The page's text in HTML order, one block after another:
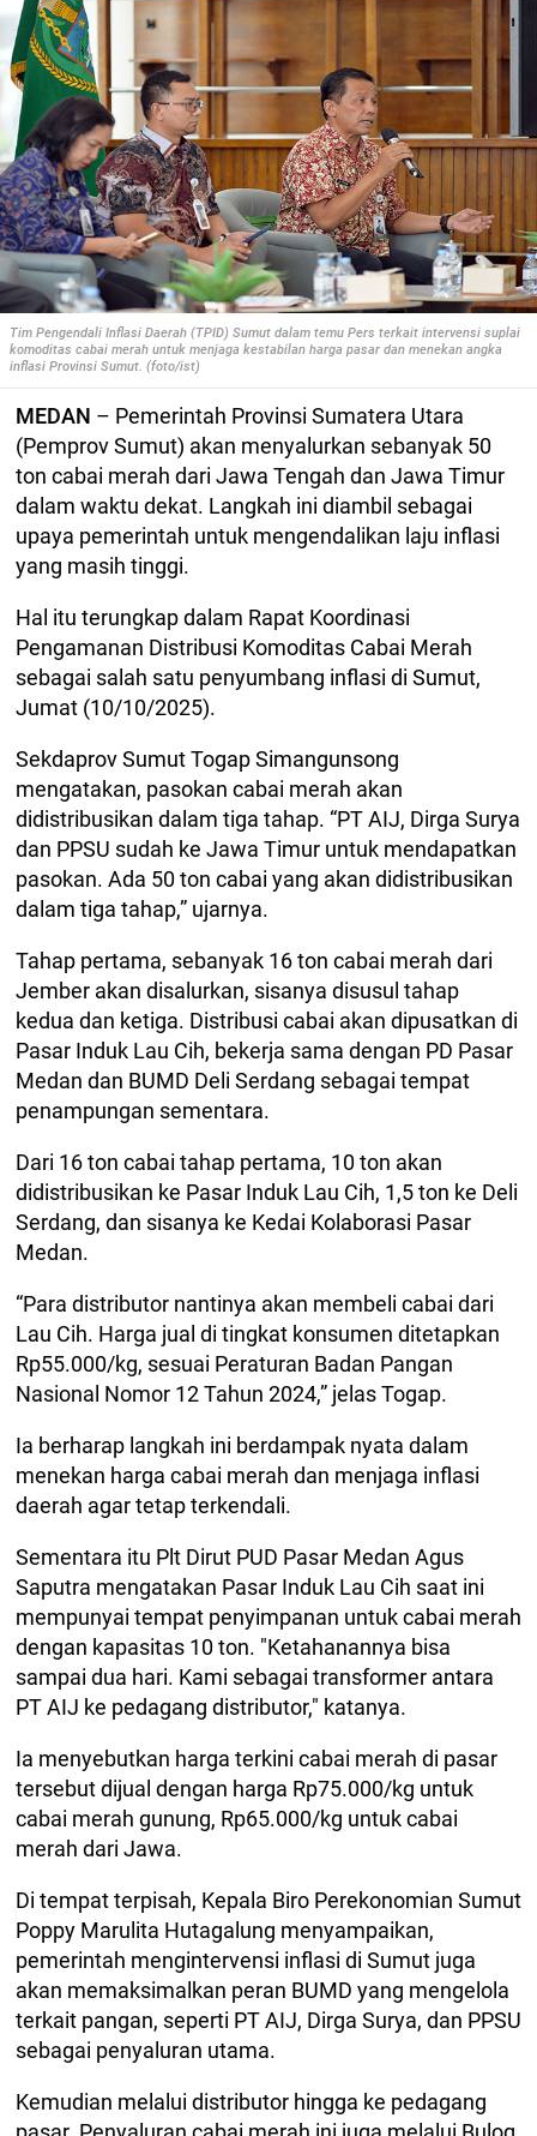
Tim Pengendali Inflasi Daerah (TPID) Sumut dalam temu Pers terkait intervensi suplai
komoditas cabai merah untuk menjaga kestabilan harga pasar dan menekan angka
inflasi Provinsi Sumut. (foto/ist)
MEDAN – Pemerintah Provinsi Sumatera Utara
(Pemprov Sumut) akan menyalurkan sebanyak 50
ton cabai merah dari Jawa Tengah dan Jawa Timur
dalam waktu dekat. Langkah ini diambil sebagai
upaya pemerintah untuk mengendalikan laju inflasi
yang masih tinggi.
Hal itu terungkap dalam Rapat Koordinasi
Pengamanan Distribusi Komoditas Cabai Merah
sebagai salah satu penyumbang inflasi di Sumut,
Jumat (10/10/2025).
Sekdaprov Sumut Togap Simangunsong
mengatakan, pasokan cabai merah akan
didistribusikan dalam tiga tahap. “PT AIJ, Dirga Surya
dan PPSU sudah ke Jawa Timur untuk mendapatkan
pasokan. Ada 50 ton cabai yang akan didistribusikan
dalam tiga tahap,” ujarnya.
Tahap pertama, sebanyak 16 ton cabai merah dari
Jember akan disalurkan, sisanya disusul tahap
kedua dan ketiga. Distribusi cabai akan dipusatkan di
Pasar Induk Lau Cih, bekerja sama dengan PD Pasar
Medan dan BUMD Deli Serdang sebagai tempat
penampungan sementara.
Dari 16 ton cabai tahap pertama, 10 ton akan
didistribusikan ke Pasar Induk Lau Cih, 1,5 ton ke Deli
Serdang, dan sisanya ke Kedai Kolaborasi Pasar
Medan.
“Para distributor nantinya akan membeli cabai dari
Lau Cih. Harga jual di tingkat konsumen ditetapkan
Rp55.000/kg, sesuai Peraturan Badan Pangan
Nasional Nomor 12 Tahun 2024,” jelas Togap.
Ia berharap langkah ini berdampak nyata dalam
menekan harga cabai merah dan menjaga inflasi
daerah agar tetap terkendali.
Sementara itu Plt Dirut PUD Pasar Medan Agus
Saputra mengatakan Pasar Induk Lau Cih saat ini
mempunyai tempat penyimpanan untuk cabai merah
dengan kapasitas 10 ton. "Ketahanannya bisa
sampai dua hari. Kami sebagai transformer antara
PT AIJ ke pedagang distributor," katanya.
Ia menyebutkan harga terkini cabai merah di pasar
tersebut dijual dengan harga Rp75.000/kg untuk
cabai merah gunung, Rp65.000/kg untuk cabai
merah dari Jawa.
Di tempat terpisah, Kepala Biro Perekonomian Sumut
Poppy Marulita Hutagalung menyampaikan,
pemerintah mengintervensi inflasi di Sumut juga
akan memaksimalkan peran BUMD yang mengelola
terkait pangan, seperti PT AIJ, Dirga Surya, dan PPSU
sebagai penyaluran utama.
Kemudian melalui distributor hingga ke pedagang